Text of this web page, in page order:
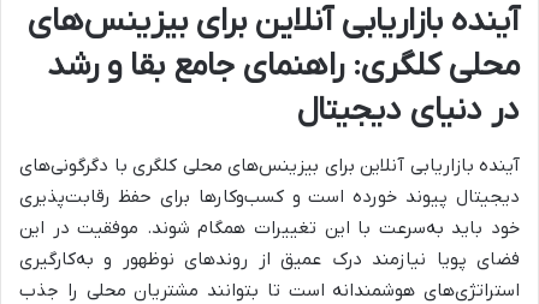
آینده بازاریابی آنلاین برای بیزینس‌های
محلی کلگری: راهنمای جامع بقا و رشد
در دنیای دیجیتال
آینده بازاریابی آنلاین برای بیزینس‌های محلی کلگری با دگرگونی‌های
دیجیتال پیوند خورده است و کسب‌وکارها برای حفظ رقابت‌پذیری
خود باید به‌سرعت با این تغییرات همگام شوند. موفقیت در این
فضای پویا نیازمند درک عمیق از روندهای نوظهور و به‌کارگیری
استراتژی‌های هوشمندانه است تا بتوانند مشتریان محلی را جذب